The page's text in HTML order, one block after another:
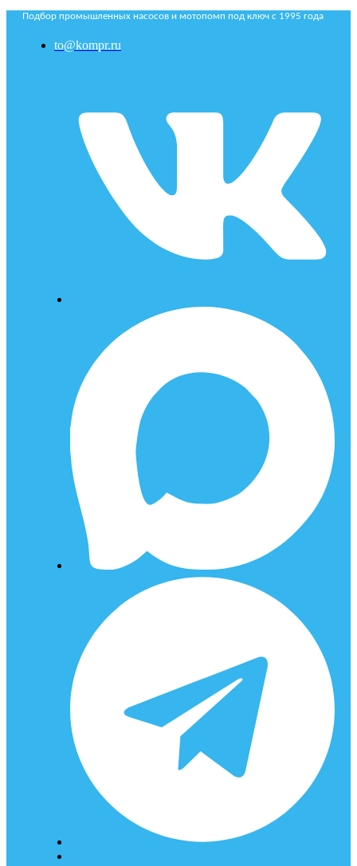
Подбор промышленных насосов и мотопомп под ключ с 1995 года
to@kompr.ru